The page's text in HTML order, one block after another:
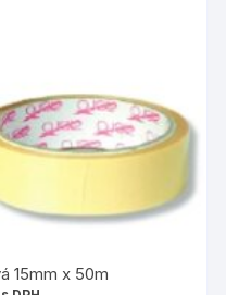
15mm x 50m